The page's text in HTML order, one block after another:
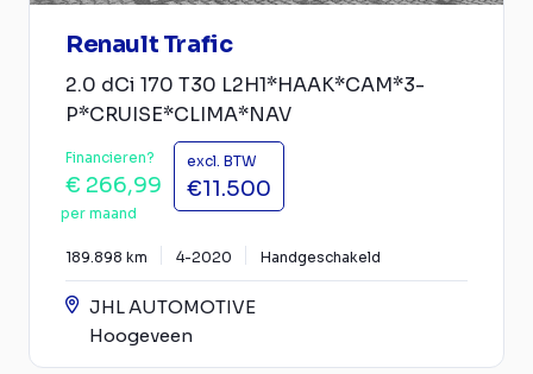
Renault Trafic
2.0 dCi 170 T30 L2H1*HAAK*CAM*3-
P*CRUISE*CLIMA*NAV
Financieren?
€ 266,99
per maand
excl. BTW
€11.500
189.898 km 4-2020 Handgeschakeld
JHL AUTOMOTIVE
Hoogeveen